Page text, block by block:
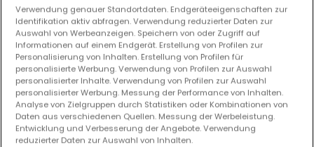
könnten Sie interessieren.
Verwendung genauer Standortdaten. Endgeräteeigenschaften zur
Identifikation aktiv abfragen. Verwendung reduzierter Daten zur
Auswahl von Werbeanzeigen. Speichern von oder Zugriff auf
Informationen auf einem Endgerät. Erstellung von Profilen zur
Personalisierung von Inhalten. Erstellung von Profilen für
personalisierte Werbung. Verwendung von Profilen zur Auswahl
personalisierter Inhalte. Verwendung von Profilen zur Auswahl
personalisierter Werbung. Messung der Performance von Inhalten.
Analyse von Zielgruppen durch Statistiken oder Kombinationen von
Daten aus verschiedenen Quellen. Messung der Werbeleistung.
Entwicklung und Verbesserung der Angebote. Verwendung
reduzierter Daten zur Auswahl von Inhalten.